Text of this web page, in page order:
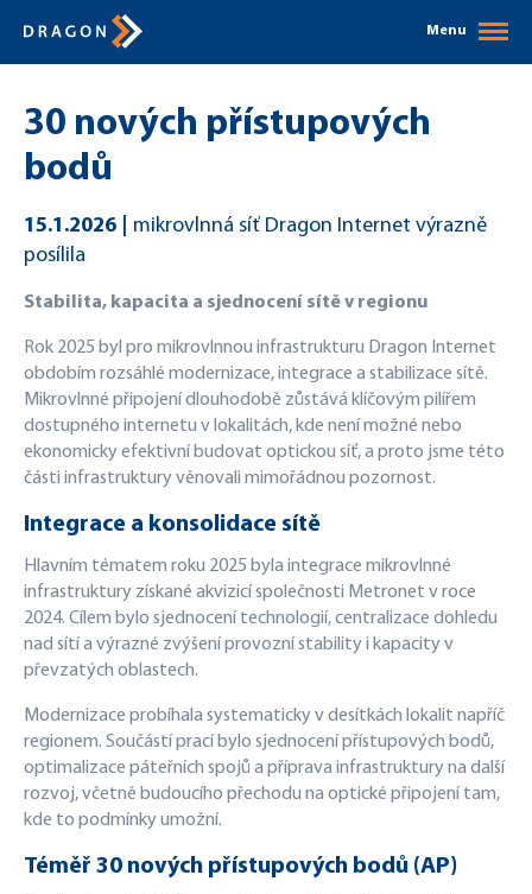
Menu
30 nových přístupových
bodů
15.1.2026
mikrovlnná síť Dragon Internet výrazně
posílila
Stabilita, kapacita a sjednocení sítě v regionu
Rok 2025 byl pro mikrovlnnou infrastrukturu Dragon Internet
obdobím rozsáhlé modernizace, integrace a stabilizace sítě.
Mikrovlnné připojení dlouhodobě zůstává klíčovým pilířem
dostupného internetu v lokalitách, kde není možné nebo
ekonomicky efektivní budovat optickou síť, a proto jsme této
části infrastruktury věnovali mimořádnou pozornost.
Integrace a konsolidace sítě
Hlavním tématem roku 2025 byla integrace mikrovlnné
infrastruktury získané akvizicí společnosti Metronet v roce
2024. Cílem bylo sjednocení technologií, centralizace dohledu
nad sítí a výrazné zvýšení provozní stability i kapacity v
převzatých oblastech.
Modernizace probíhala systematicky v desítkách lokalit napříč
regionem. Součástí prací bylo sjednocení přístupových bodů,
optimalizace páteřních spojů a příprava infrastruktury na další
rozvoj, včetně budoucího přechodu na optické připojení tam,
kde to podmínky umožní.
Téměř 30 nových přístupových bodů (AP)